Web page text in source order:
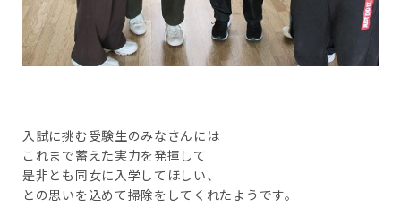
入試に挑む受験生のみなさんには
これまで蓄えた実力を発揮して
是非とも同女に入学してほしい、
との思いを込めて掃除をしてくれたようです。